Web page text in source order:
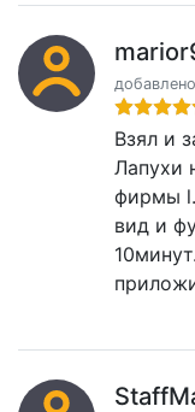
Взял и
Лапухи
фирмы
вид и